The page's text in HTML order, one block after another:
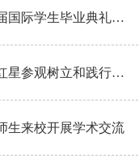
学校举行2026届国际学生毕业典礼暨结业仪式
校党委书记谢红星参观树立和践行正确政绩观学习教育主题书展
生来校开展学术交流